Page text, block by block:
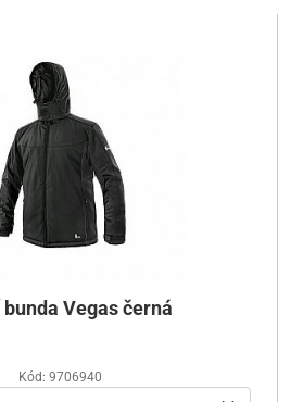
Vegas černá
Kód: 9706940